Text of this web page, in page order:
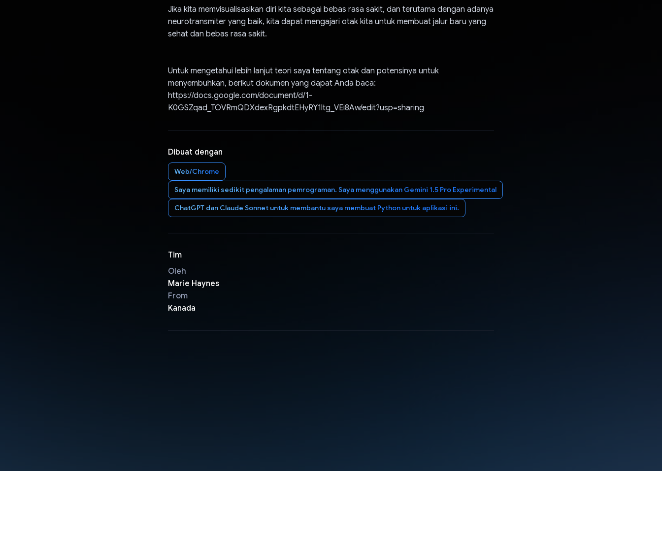
Jika kita memvisualisasikan diri kita sebagai bebas rasa sakit, dan terutama dengan adanya
neurotransmiter yang baik, kita dapat mengajari otak kita untuk membuat jalur baru yang
sehat dan bebas rasa sakit.
Untuk mengetahui lebih lanjut teori saya tentang otak dan potensinya untuk
menyembuhkan, berikut dokumen yang dapat Anda baca:
https://docs.google.com/document/d/1-
K0GSZqad_TOVRmQDXdexRgpkdtEHyRY1ltg_VEi8Aw/edit?usp=sharing
Dibuat dengan
Web/Chrome
Saya memiliki sedikit pengalaman pemrograman. Saya menggunakan Gemini 1.5 Pro Experimental
ChatGPT dan Claude Sonnet untuk membantu saya membuat Python untuk aplikasi ini.
Tim
Oleh
Marie Haynes
From
Kanada